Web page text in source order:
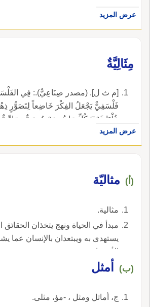
عرض المزيد
مِثَالِيَّةٌ
[م ث ل]. (مصدر صِنَاعِيٌّ).: فِي
فَلْسَفِيٌّ يَجْعَلُ الفِكْرَ خَاضِعاً لِتَصَوُّرٍ
عُلْيَا فَوْقَ كُلِّ مَا هُوَ مَوْضُوعِيٌّ
وَالأَدَبِ هُوَ تَمَثُّلُ الأَشْيَاءِ نَمَاذِجَ تَرْمُزُ
جَوْهَرِهَا فِي الأَخْلاَقِ، الدَّعْوَةُ إِلَى
عرض المزيد
(أ) مثاليّة
مثالية.
مبدأ في الحياة ونهج يتخذان الحقائق
يستهدى به ويبتعدان بالإنسان عما
الأرضيات.
(ب) أمثل
ج، أماثل ومثل ، -مؤ، مثلى.